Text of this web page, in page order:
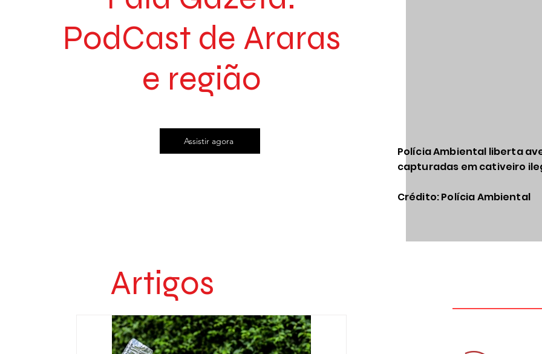
PodCast de Araras
e região
Assistir agora
Polícia Ambiental liberta
capturadas em cativeiro
Crédito: Polícia Ambiental
Artigos